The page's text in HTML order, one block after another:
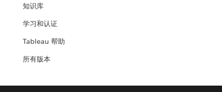
知识库
学习和认证
Tableau 帮助
所有版本